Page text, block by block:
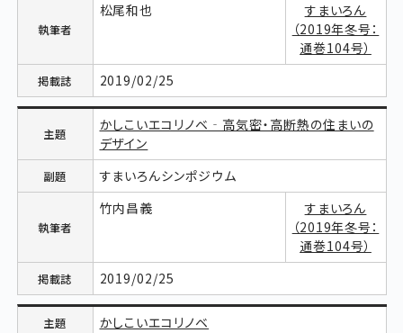
松尾和也
すまいろん
（2019年冬号：
通巻104号）
2019/02/25
かしこいエコリノベ‐高気密・高断熱の住まいの
デザイン
すまいろんシンポジウム
竹内昌義
すまいろん
（2019年冬号：
通巻104号）
2019/02/25
かしこいエコリノベ